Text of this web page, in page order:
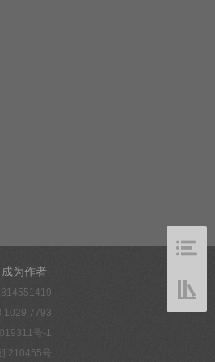
成为作者
1029 7793
号-1
210455号